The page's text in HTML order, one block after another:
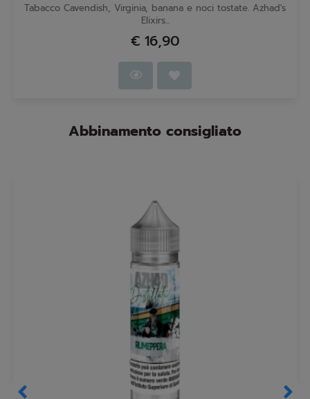
Tabacco Cavendish, Virginia, banana e noci tostate. Azhad's
Elixirs...
€ 16,90
Abbinamento consigliato